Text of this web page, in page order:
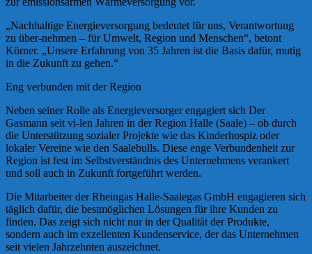
„Nachhaltige Energieversorgung bedeutet für uns, Verantwortung
zu über-nehmen – für Umwelt, Region und Menschen“, betont
Körner. „Unsere Erfahrung von 35 Jahren ist die Basis dafür, mutig
in die Zukunft zu gehen.“
Eng verbunden mit der Region
Neben seiner Rolle als Energieversorger engagiert sich Der
Gasmann seit vi-len Jahren in der Region Halle (Saale) – ob durch
die Unterstützung sozialer Projekte wie das Kinderhospiz oder
lokaler Vereine wie den Saalebulls. Diese enge Verbundenheit zur
Region ist fest im Selbstverständnis des Unternehmens verankert
und soll auch in Zukunft fortgeführt werden.
Die Mitarbeiter der Rheingas Halle-Saalegas GmbH engagieren sich
täglich dafür, die bestmöglichen Lösungen für ihre Kunden zu
finden. Das zeigt sich nicht nur in der Qualität der Produkte,
sondern auch im exzellenten Kundenservice, der das Unternehmen
seit vielen Jahrzehnten auszeichnet.